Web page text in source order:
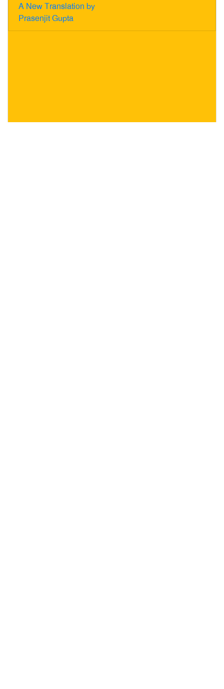
A New Translation by
Prasenjit Gupta